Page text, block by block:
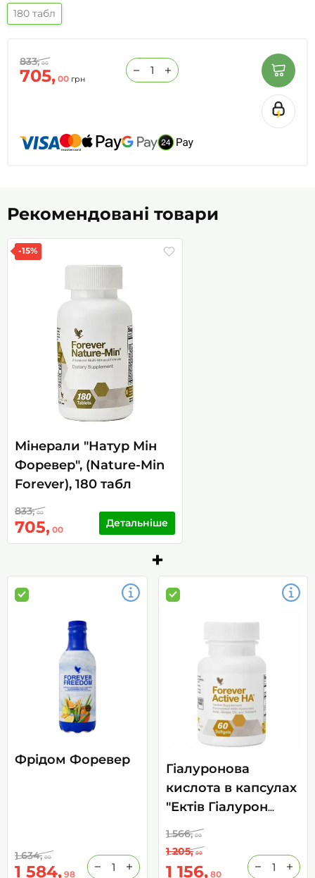
180 табл
705, 00 грн
833, 00
Рекомендовані товари
-15%
Мінерали "Натур Мін
Форевер", (Nature-Min
Forever), 180 табл
705, 00
833, 00
Детальніше
+
Фрідом Форевер
1 584, 98
1 634, 00
Гіалуронова
кислота в капсулах
"Ектів Гіалурон
Форевер", (Forever
Active HA) 60 капс
1 156, 80
1 205, 00
1 566, 00